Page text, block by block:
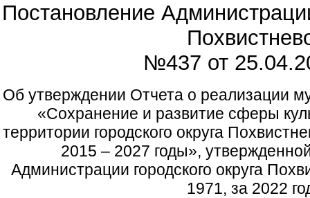
Постановление
№437 от
Об утверждении Отчета о реализации
«Сохранение и развитие сферы
территории городского округа
2015 – 2027 годы»,
Администрации городского округа
1971, за 2022